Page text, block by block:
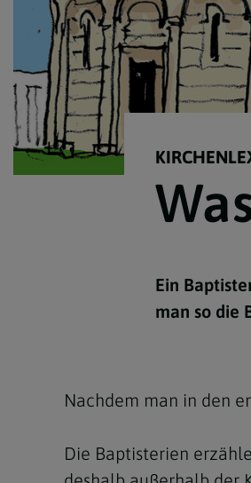
Ein
man so die
Nachdem man in den
Die Baptisterien